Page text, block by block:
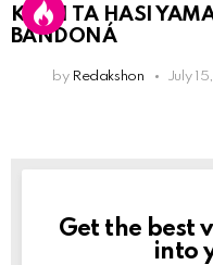
KPCN TA HASI
BANDONÁ
by Redakshon July
Newslett
Get the best
into